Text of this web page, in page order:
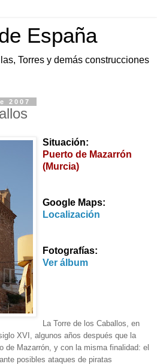
España
Torres y demás construcciones
2007
Situación:
Puerto de Mazarrón
(Murcia)
Google Maps:
Localización
Fotografías:
Ver álbum
La Torre de los Caballos, en
XVI, algunos años después que la
de Mazarrón, y con la misma finalidad: el
posibles ataques de piratas